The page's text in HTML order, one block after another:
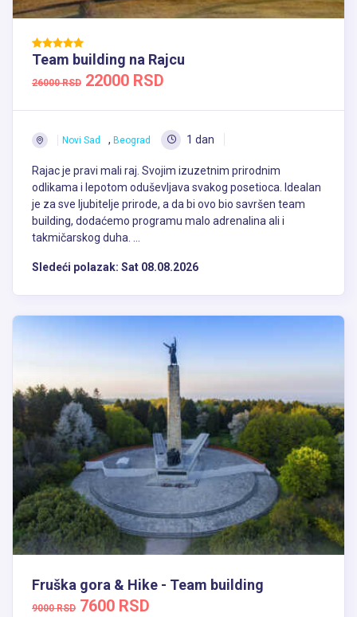
Team building na Rajcu
26000 RSD 22000 RSD
Novi Sad , Beograd 1 dan
Rajac je pravi mali raj. Svojim izuzetnim prirodnim
odlikama i lepotom oduševljava svakog posetioca. Idealan
je za sve ljubitelje prirode, a da bi ovo bio savršen team
building, dodaćemo programu malo adrenalina ali i
takmičarskog duha. ...
Sledeći polazak: Sat 08.08.2026
Fruška gora & Hike - Team building
9000 RSD 7600 RSD